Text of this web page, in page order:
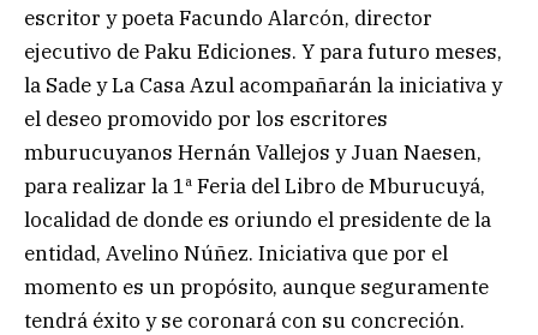
escritor y poeta Facundo Alarcón, director
ejecutivo de Paku Ediciones. Y para futuro meses,
la Sade y La Casa Azul acompañarán la iniciativa y
el deseo promovido por los escritores
mburucuyanos Hernán Vallejos y Juan Naesen,
para realizar la 1ª Feria del Libro de Mburucuyá,
localidad de donde es oriundo el presidente de la
entidad, Avelino Núñez. Iniciativa que por el
momento es un propósito, aunque seguramente
tendrá éxito y se coronará con su concreción.